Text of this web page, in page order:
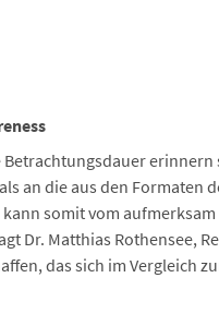
an die aus den Formaten
somit vom
Dr. Matthias Rothensee,
das sich im Vergleich